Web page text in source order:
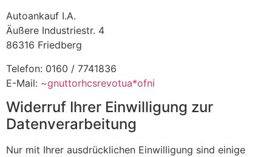
Autoankauf I.A.
Äußere Industriestr. 4
86316 Friedberg
Telefon: 0160 / 7741836
E-Mail: ~gnuttorhcsrevotua*ofni
Widerruf Ihrer Einwilligung zur
Datenverarbeitung
Nur mit Ihrer ausdrücklichen Einwilligung sind einige